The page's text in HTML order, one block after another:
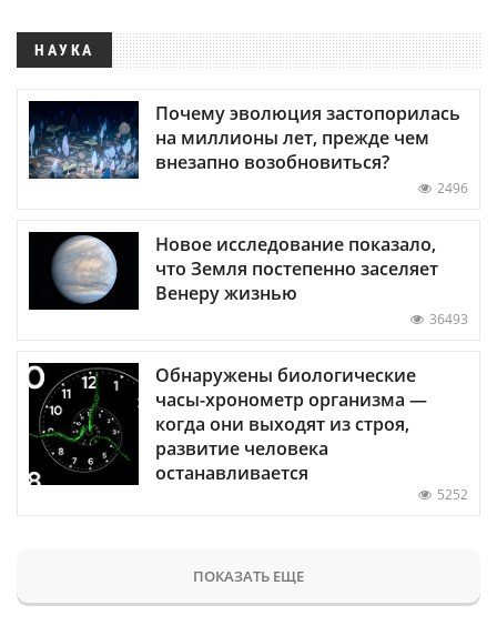
НАУКА
Почему эволюция застопорилась
на миллионы лет, прежде чем
внезапно возобновиться?
2496
Новое исследование показало,
что Земля постепенно заселяет
Венеру жизнью
36493
Обнаружены биологические
часы-хронометр организма —
когда они выходят из строя,
развитие человека
останавливается
5252
ПОКАЗАТЬ ЕЩЕ